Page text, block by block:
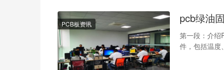
PCB板资讯 pcb绿油
第一段：介绍
件，包括温度